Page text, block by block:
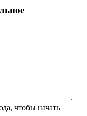
чтобы начать